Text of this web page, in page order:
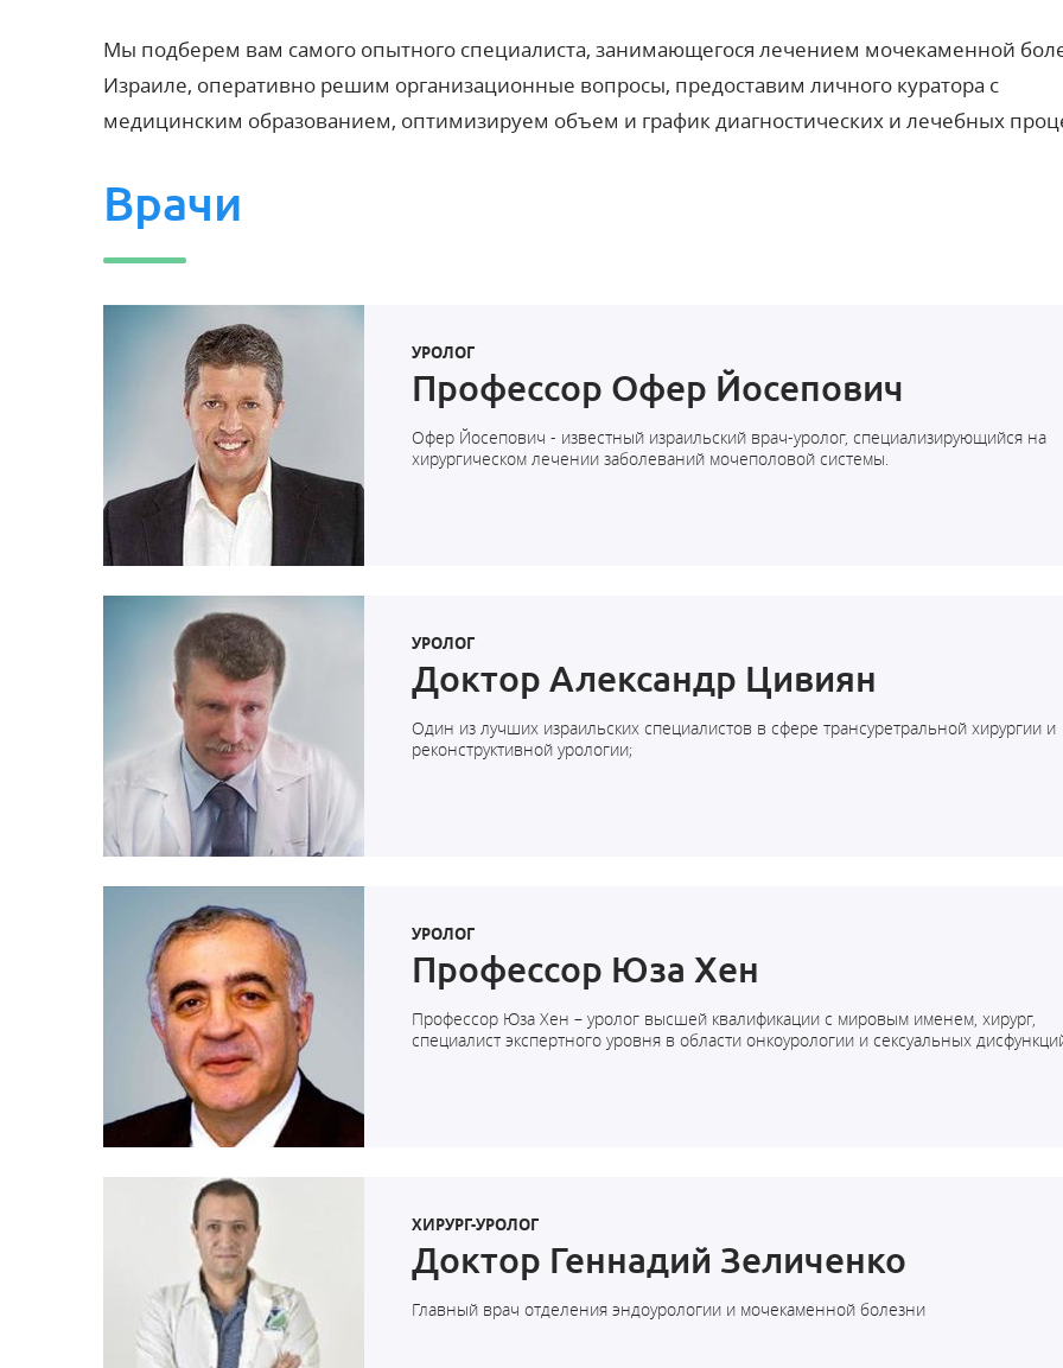
Мы подберем вам самого опытного специалиста, занимающегося лечением мочекаменной
Израиле, оперативно решим организационные вопросы, предоставим личного куратора с
медицинским образованием, оптимизируем объем и график диагностических и лечебных
Врачи
УРОЛОГ
Профессор Офер Йосепович
Офер Йосепович - известный израильский врач-уролог, специализирующийся на
хирургическом лечении заболеваний мочеполовой системы.
УРОЛОГ
Доктор Александр Цивиян
Один из лучших израильских специалистов в сфере трансуретральной хирургии и
реконструктивной урологии;
УРОЛОГ
Профессор Юза Хен
Профессор Юза Хен – уролог высшей квалификации с мировым именем, хирург,
специалист экспертного уровня в области онкоурологии и сексуальных
ХИРУРГ-УРОЛОГ
Доктор Геннадий Зеличенко
Главный врач отделения эндоурологии и мочекаменной болезни